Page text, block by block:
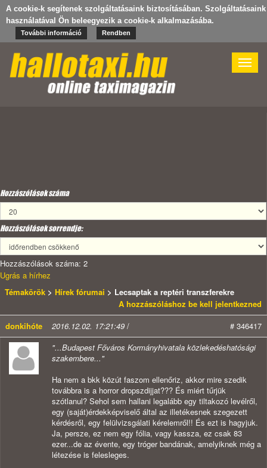
A cookie-k segítenek szolgáltatásaink biztosításában. Szolgáltatásaink
használatával Ön beleegyezik a cookie-k alkalmazásába.
További információ Rendben
Toggle
Hozzászólások száma
Hozzászólások sorrendje:
Hozzászólások száma: 2
Ugrás a hírhez
Témakörök > Hírek fórumai > Lecsaptak a reptéri transzferekre
A hozzászóláshoz be kell jelentkezned
donkihóte
2016.12.02. 17:21:49 /
# 346417
"...Budapest Főváros Kormányhivatala közlekedéshatósági
szakembere..."
Ha nem a bkk közút faszom ellenőriz, akkor mire szedik
továbbra is a horror dropszdijjat??? És miért tűrjük
szótlanul? Sehol sem hallani legalább egy tiltakozó levélről,
egy (saját)érdekképviselő által az illetékesnek szegezett
kérdésről, egy felülvizsgálati kérelemről!! És ezt is hagyjuk.
Ja, persze, ez nem egy fólia, vagy kassza, ez csak 83
ezer...de az évente, egy tróger bandának, amelyiknek még a
létezése is felesleges.